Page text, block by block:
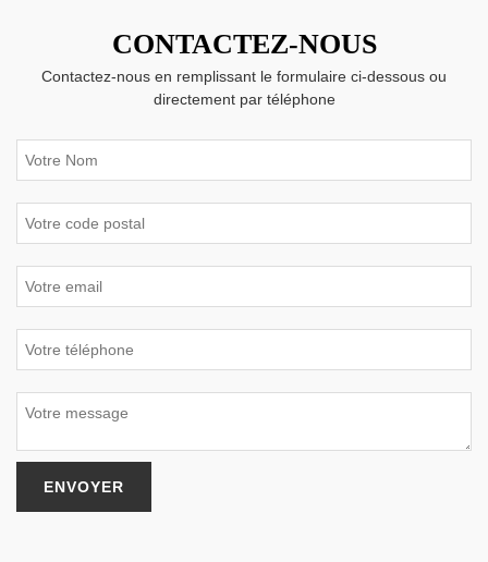
CONTACTEZ-NOUS
Contactez-nous en remplissant le formulaire ci-dessous ou
directement par téléphone